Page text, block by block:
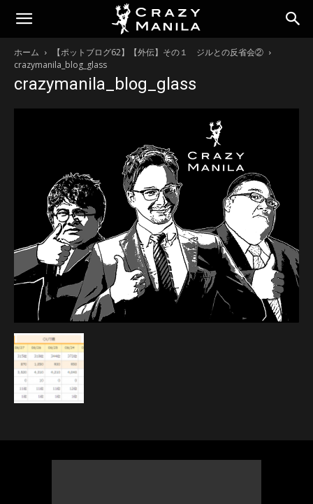
ホーム
【ポットブログ62】【外伝】その１ ジルとの反省会②
crazymanila_blog_glass
crazymanila_blog_glass